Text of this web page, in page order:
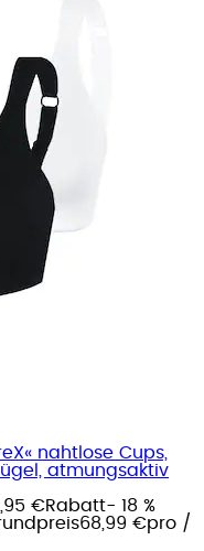
nahtlose Cups,
atmungsaktiv
€Rabatt- 18 %
68,99 €pro /